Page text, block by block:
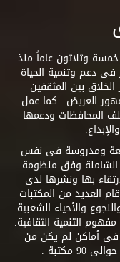
وثلاثون عاماً منذ
ومؤثر فى دعم وتنمية الحياة
بين المثقفين
العريض ..كما عمل
المحافظات ودعمها
ومدروسة فى نفس
الشاملة وفق منظومة
بها ونشرها لدى
العديد من المكتبات
والأحياء الشعبية
التنمية الثقافية.
فى أماكن لم يكن من
مكتبة .